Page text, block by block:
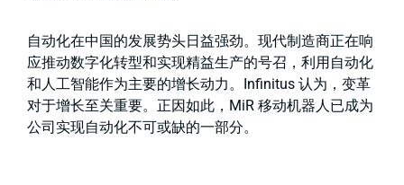
自动化在中国的发展势头日益强劲。现代制造商正在响
应推动数字化转型和实现精益生产的号召，利用自动化
和人工智能作为主要的增长动力。Infinitus 认为，变革
对于增长至关重要。正因如此，MiR 移动机器人已成为
公司实现自动化不可或缺的一部分。